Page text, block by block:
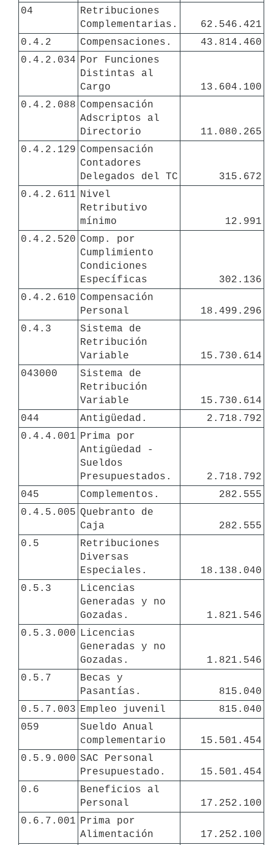
04
Retribuciones
Complementarias.
62.546.421
0.4.2
Compensaciones.
43.814.460
0.4.2.034 Por Funciones
Distintas al
Cargo
13.604.100
0.4.2.088 Compensación
Adscriptos al
Directorio
11.080.265
0.4.2.129 Compensación
Contadores
Delegados del TC
315.672
0.4.2.611 Nivel
Retributivo
mínimo
12.991
0.4.2.520 Comp. por
Cumplimiento
Condiciones
Específicas
302.136
0.4.2.610 Compensación
Personal
18.499.296
0.4.3
Sistema de
Retribución
Variable
15.730.614
043000
Sistema de
Retribución
Variable
15.730.614
044
Antigüedad.
2.718.792
0.4.4.001 Prima por
Antigüedad -
Sueldos
Presupuestados.
2.718.792
045
Complementos.
282.555
0.4.5.005 Quebranto de
Caja
282.555
0.5
Retribuciones
Diversas
Especiales.
18.138.040
0.5.3
Licencias
Generadas y no
Gozadas.
1.821.546
0.5.3.000
Licencias
Generadas y no
Gozadas.
1.821.546
0.5.7
Becas y
Pasantías.
815.040
0.5.7.003 Empleo juvenil
815.040
059
Sueldo Anual
complementario
15.501.454
0.5.9.000 SAC Personal
Presupuestado.
15.501.454
0.6
Beneficios al
Personal
17.252.100
0.6.7.001 Prima por
Alimentación
17.252.100